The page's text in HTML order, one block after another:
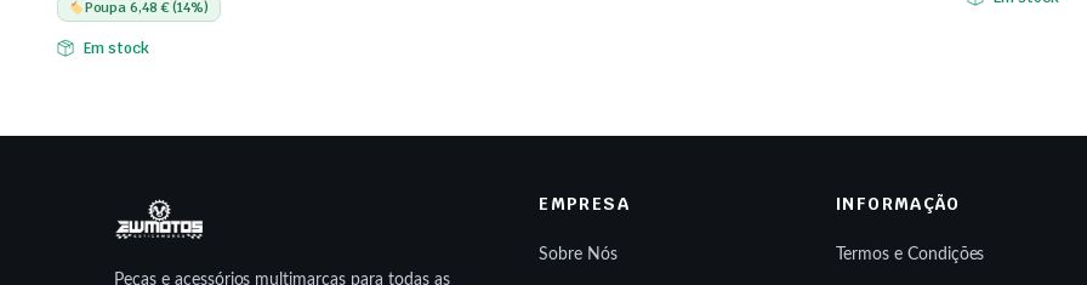
Poupa 6,48 € (14%)
Em stock
Peças e acessórios multimarcas para todas as
EMPRESA
Sobre Nós
INFORMAÇÃO
Termos e Condições